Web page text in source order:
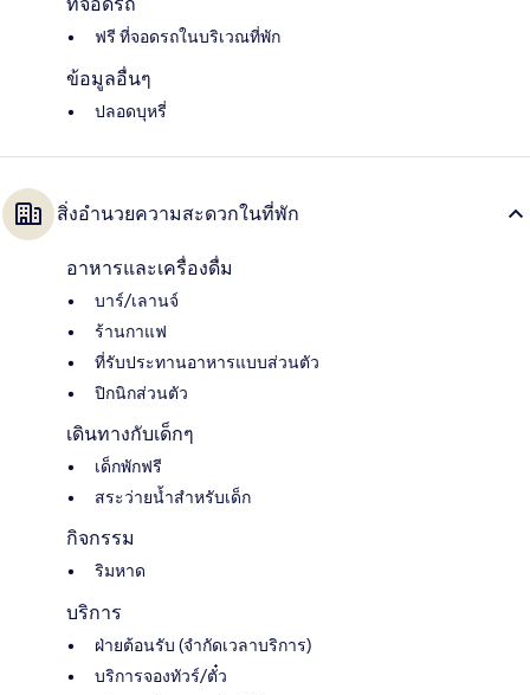
ฟรี ที่จอดรถในบริเวณที่พัก
ข้อมูลอื่นๆ
ปลอดบุหรี่
สิ่งอำนวยความสะดวกในที่พัก
อาหารและเครื่องดื่ม
บาร์/เลานจ์
ร้านกาแฟ
ที่รับประทานอาหารแบบส่วนตัว
ปิกนิกส่วนตัว
เดินทางกับเด็กๆ
เด็กพักฟรี
สระว่ายน้ำสำหรับเด็ก
กิจกรรม
ริมหาด
บริการ
ฝ่ายต้อนรับ (จำกัดเวลาบริการ)
บริการจองทัวร์/ตั๋ว